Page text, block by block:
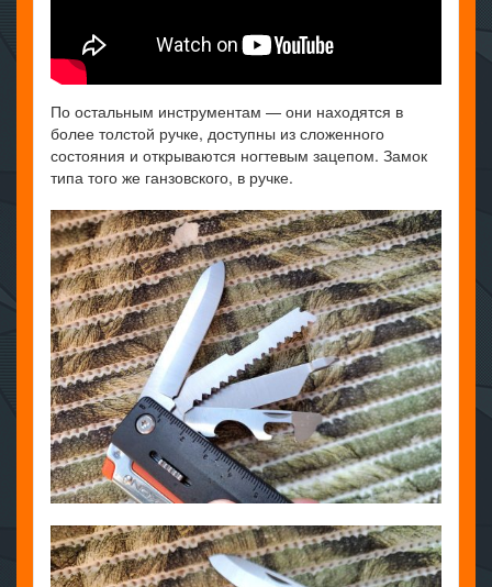
По остальным инструментам — они находятся в
более толстой ручке, доступны из сложенного
состояния и открываются ногтевым зацепом. Замок
типа того же ганзовского, в ручке.